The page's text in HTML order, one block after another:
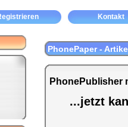
Kontakt
PhonePaper -
PhonePublisher
...jetzt